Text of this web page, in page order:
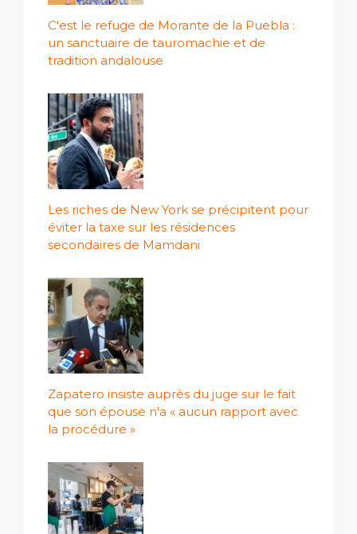
C'est le refuge de Morante de la Puebla :
un sanctuaire de tauromachie et de
tradition andalouse
Les riches de New York se précipitent pour
éviter la taxe sur les résidences
secondaires de Mamdani
Zapatero insiste auprès du juge sur le fait
que son épouse n'a « aucun rapport avec
la procédure »